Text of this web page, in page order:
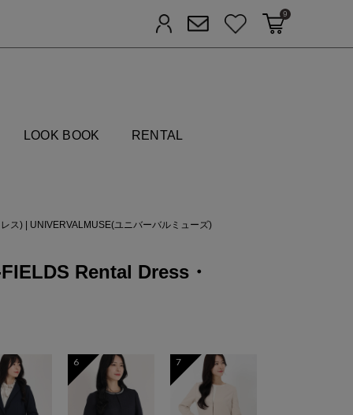
ログイン メルマガ登録お気に入りカートに入れる
9
LOOK BOOK RENTAL
ス) UNIVERVALMUSE(ユニバーバルミューズ)
Rental Dress・
6 7